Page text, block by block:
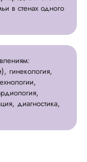
в стенах одного
гинекология,
диагностика,